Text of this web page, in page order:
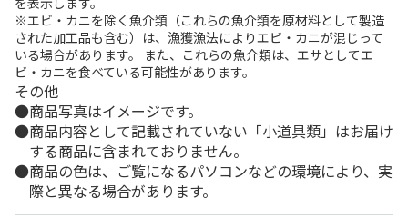
※エビ・カニを除く魚介類（これらの魚介類を原材料として製造
された加工品も含む）は、漁獲漁法によりエビ・カニが混じって
いる場合があります。 また、これらの魚介類は、エサとしてエ
ビ・カニを食べている可能性があります。
その他
商品写真はイメージです。
商品内容として記載されていない「小道具類」はお届け
する商品に含まれておりません。
商品の色は、ご覧になるパソコンなどの環境により、実
際と異なる場合があります。